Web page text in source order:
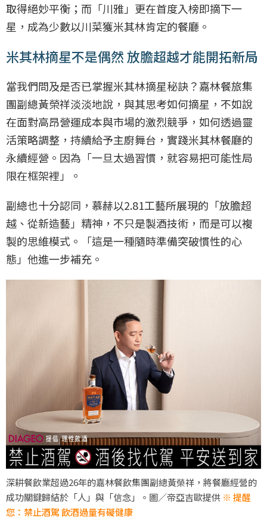
取得絕妙平衡；而「川雅」更在首度入榜即摘下一
星，成為少數以川菜獲米其林肯定的餐廳。
米其林摘星不是偶然 放膽超越才能開拓新局
當我們問及是否已掌握米其林摘星秘訣？嘉林餐旅集
團副總黃榮祥淡淡地說，與其思考如何摘星，不如說
在面對高昂營運成本與市場的激烈競爭，如何透過靈
活策略調整，持續給予主廚舞台，實踐米其林餐廳的
永續經營。因為「一旦太過習慣，就容易把可能性局
限在框架裡」。
副總也十分認同，慕赫以2.81工藝所展現的「放膽超
越、從新造藝」精神，不只是製酒技術，而是可以複
製的思維模式。「這是一種隨時準備突破慣性的心
態」他進一步補充。
深耕餐飲業超過26年的嘉林餐飲集團副總黃榮祥，將餐廳經營的
成功關鍵歸結於「人」與「信念」。圖／帝亞吉歐提供 ※ 提醒
您：禁止酒駕 飲酒過量有礙健康